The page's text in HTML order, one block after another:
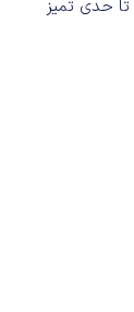
تا حدی تمیز